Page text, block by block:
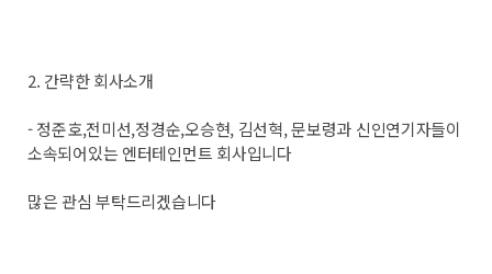
2. 간략한 회사소개
- 정준호,전미선,정경순,오승현, 김선혁, 문보령과 신인연기자들이
소속되어있는 엔터테인먼트 회사입니다
많은 관심 부탁드리겠습니다